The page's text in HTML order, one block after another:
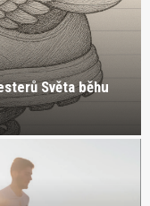
Světa běhu